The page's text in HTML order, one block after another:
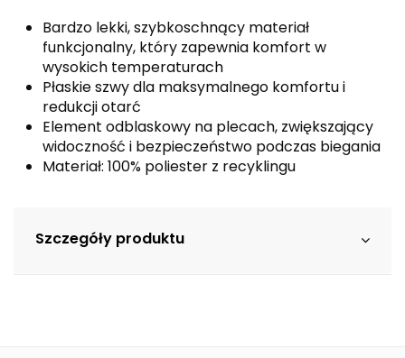
Bardzo lekki, szybkoschnący materiał
funkcjonalny, który zapewnia komfort w
wysokich temperaturach
Płaskie szwy dla maksymalnego komfortu i
redukcji otarć
Element odblaskowy na plecach, zwiększający
widoczność i bezpieczeństwo podczas biegania
Materiał: 100% poliester z recyklingu
Szczegóły produktu